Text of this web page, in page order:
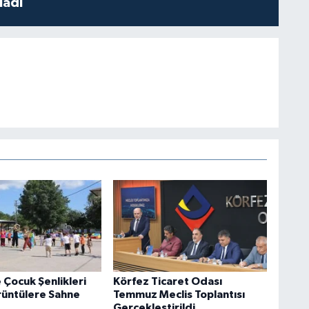
Çocuk Şenlikleri
Sahne
Körfez Ticaret Odası
Temmuz Meclis Toplantısı